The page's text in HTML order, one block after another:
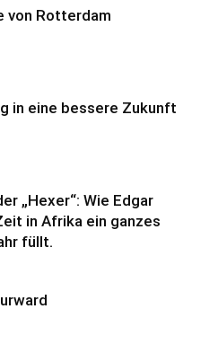
von Rotterdam
in eine bessere Zukunft
„Hexer“: Wie Edgar
in Afrika ein ganzes
füllt.